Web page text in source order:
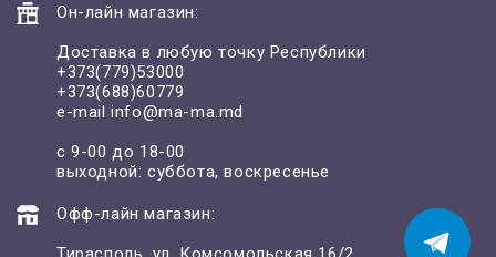
Он-лайн магазин:
Доставка в любую точку Республики
+373(779)53000
+373(688)60779
e-mailinfo@ma-ma.md
с 9-00 до 18-00
выходной: суббота, воскресенье
Офф-лайн магазин: